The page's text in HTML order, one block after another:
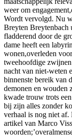
weer om
Wordt vervolgd. Nu
Breyten Breytenbach
fladderend door de
dame heeft een
wonen,overleden
tweehoofdige
nacht van niet-weten
binnenste bereik van
demonen en wouden
kwade trouw trots
bij zijn alles zonder
verhaal is nog niet
artikel van Marco